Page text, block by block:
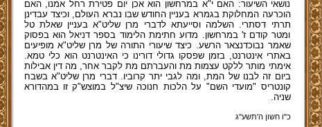
נושאי השיעור: האם י"א במרחשון הוא אכן יום פטירת רחל אמנו, האם
הוכרעה המחלוקת בגמרא בעניין החודש שבו נברא העולם, וכיצד עבדינן
תרתי דסתרי. השלמה וסייעתא לדברי מרן שליט"א בעניין שאלת טל
ומטר קודם ז' במרחשון. מדוע חתימת הלימוד בספר דניאל הוא בפסוק
שאמר נבוכדנצאר הרשע. כיצד שיעורי התורה של מרן שליט"א מופיעים
באתרי אינטרנט, בזמן שפסקו גדולי דורינו כי האינטרנט הוא כלי טמא.
אימתי מותר ללקט עצמות מת והעברתם מת לקבר אחר, מה דין אבילות
ביום זה לבנו של המת, ומה לגבי יתר קרוביו. דברי מרן שליט"א בשבח
קונטריס "מועדי השם" על הלכות חנוכה שיצ"ל במוצש"ק זו במהדורא
שניה.
כ"ו חשון ה'תשע''ג